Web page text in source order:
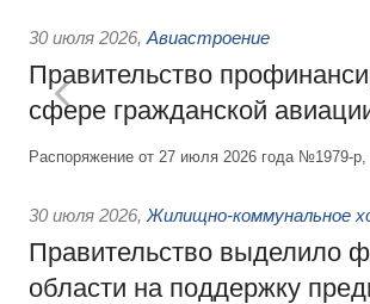
30 июля 2026, Авиастроение
Правительство
сфере гражданской
Распоряжение от 27 июля 2026 года №1979-
30 июля 2026, Жилищно-коммунальное
Правительство выделило
области на поддержку